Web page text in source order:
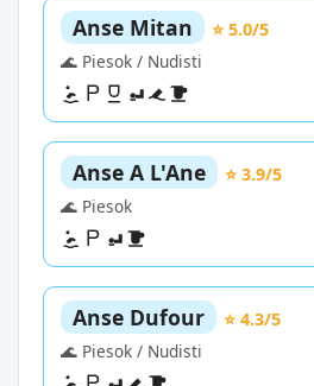
Anse Mitan
⭐ 5.0/5
🌊 Piesok / Nudisti
Anse A L'Ane
⭐ 3.9/5
🌊 Piesok
Anse Dufour
⭐ 4.3/5
🌊 Piesok / Nudisti